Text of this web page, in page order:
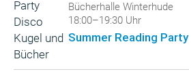
Bücherhalle Winterhude
18:00–19:30 Uhr
Summer Reading Party